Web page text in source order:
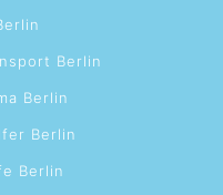
Berlin
Berlin
Berlin
Berlin